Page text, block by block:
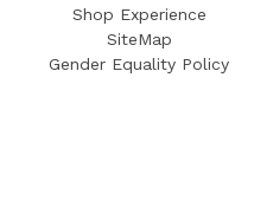
Shop Experience
SiteMap
Gender Equality Policy